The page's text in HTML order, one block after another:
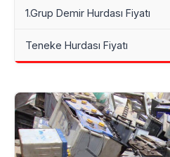
1.Grup Demir Hurdası Fiyatı
Teneke Hurdası Fiyatı